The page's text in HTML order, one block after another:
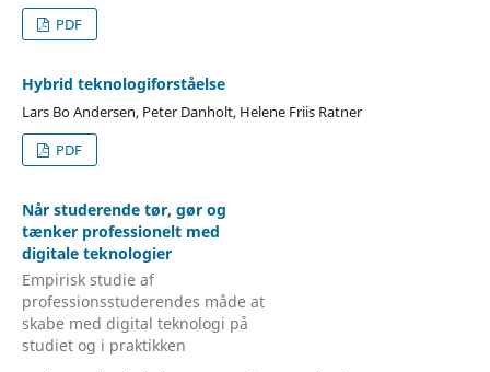
PDF
Hybrid teknologiforståelse
Lars Bo Andersen, Peter Danholt, Helene Friis Ratner
PDF
Når studerende tør, gør og
tænker professionelt med
digitale teknologier
Empirisk studie af
professionsstuderendes måde at
skabe med digital teknologi på
studiet og i praktikken